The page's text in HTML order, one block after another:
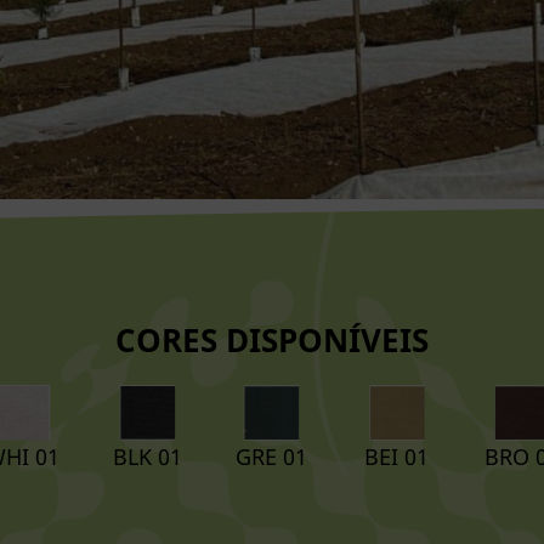
CORES DISPONÍVEIS
01 BLK 01 GRE 01 BEI 01 BRO